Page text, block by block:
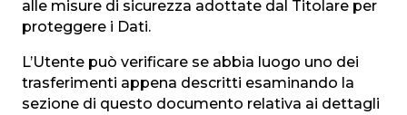
alle misure di sicurezza adottate dal Titolare per
proteggere i Dati.
L’Utente può verificare se abbia luogo uno dei
trasferimenti appena descritti esaminando la
sezione di questo documento relativa ai dettagli